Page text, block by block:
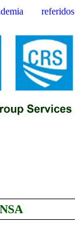
referidos